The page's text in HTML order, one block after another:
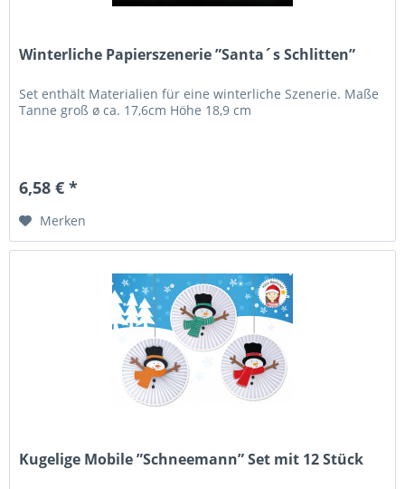
Winterliche Papierszenerie ”Santa´s Schlitten”
Set enthält Materialien für eine winterliche Szenerie. Maße
Tanne groß ø ca. 17,6cm Höhe 18,9 cm
6,58 € *
Merken
Kugelige Mobile ”Schneemann” Set mit 12 Stück